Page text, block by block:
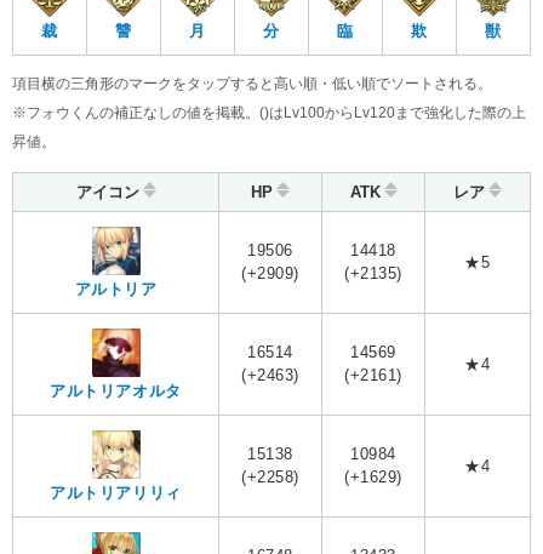
裁 讐 月 分 臨 欺 獣
項目横の三角形のマークをタップすると高い順・低い順でソートされる。
※フォウくんの補正なしの値を掲載。()はLv100からLv120まで強化した際の上
昇値。
アイコン HP ATK レア
アルトリア
19506
(+2909)
14418
(+2135)
★5
アルトリアオルタ
16514
(+2463)
14569
(+2161)
★4
アルトリアリリィ
15138
(+2258)
10984
(+1629)
★4